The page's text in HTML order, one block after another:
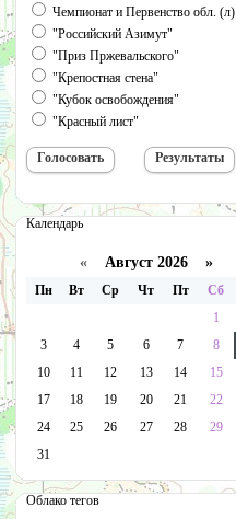
Чемпионат и Первенство обл. (л)
"Российский Азимут"
"Приз Пржевальского"
"Крепостная стена"
"Кубок освобождения"
"Красный лист"
Календарь
« Август 2026 »
Пн Вт Ср Чт Пт Сб
1
3
4 5 6 7 8
10
11 12 13 14 15
17
18 19 20 21 22
24
25 26 27 28 29
31
Облако тегов